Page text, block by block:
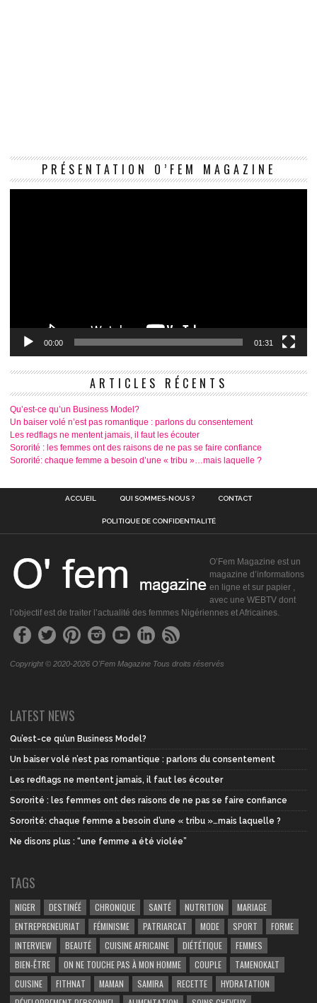
PRÉSENTATION O’FEM MAGAZINE
00:00 01:31
ARTICLES RÉCENTS
Qu’est-ce qu’un Business Model?
Un baiser volé n’est pas romantique : parlons du consentement
Les redflags ne mentent jamais, il faut les écouter
Sororité : les femmes ont des raisons de ne pas se faire confiance
Sororité: chaque femme a besoin d’une « tribu »…mais laquelle ?
ACCUEIL QUI SOMMES-NOUS ? CONTACT
POLITIQUE DE CONFIDENTIALITÉ
O’Fem Magazine est un
magazine d’informations
en ligne et sur papier ,
avec une WEBTV dont
l’objectif est de traiter l’actualité des femmes Nigériennes et Africaines.
Copyright © 2020-2026 O'Fem Magazine Tous droits réservés
LATEST NEWS
Qu’est-ce qu’un Business Model?
Un baiser volé n’est pas romantique : parlons du consentement
Les redflags ne mentent jamais, il faut les écouter
Sororité : les femmes ont des raisons de ne pas se faire confiance
Sororité: chaque femme a besoin d’une « tribu »…mais laquelle ?
Ne disons plus : “une femme a été violée”
TAGS
NIGER DESTINÉÉ CHRONIQUE SANTÉ NUTRITION
MARIAGE
ENTREPRENEURIAT
FÉMINISME PATRIARCAT MODE SPORT
FORME
INTERVIEW
BEAUTÉ CUISINE AFRICAINE DIÉTÉTIQUE
FEMMES
BIEN-ÊTRE
ON NE TOUCHE PAS À MON HOMME COUPLE
TAMENOKALT
CUISINE
FITHNAT MAMAN SAMIRA RECETTE
HYDRATATION